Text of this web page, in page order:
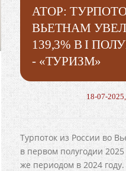
АТОР:
ВЬЕТНАМ
139,3% В I
- «ТУРИЗМ»
18-07-
Турпоток из России во
в первом полугодии
же периодом в 2024 году.